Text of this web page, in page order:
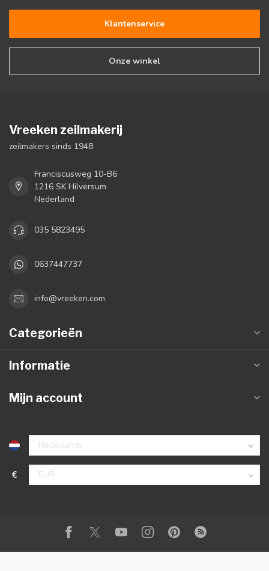
Klantenservice
Onze winkel
Vreeken zeilmakerij
zeilmakers sinds 1948
Franciscusweg 10-B6
1216 SK Hilversum
Nederland
035 5823495
0637447737
info@vreeken.com
Categorieën
Informatie
Mijn account
€